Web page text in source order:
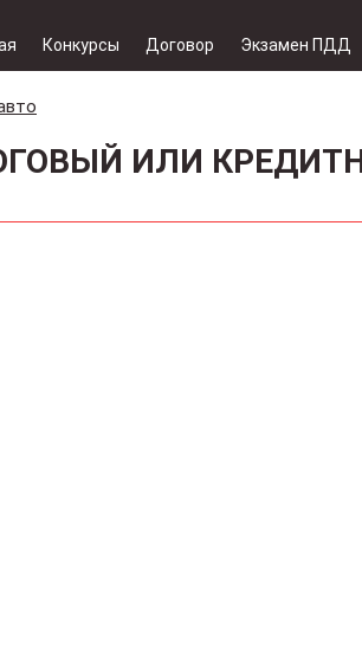
Конкурсы Договор Экзамен ПДД
ИЛИ